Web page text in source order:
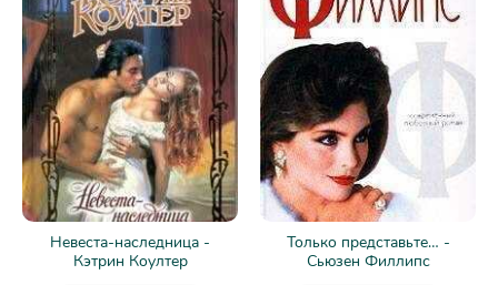
Невеста-наследница -
Кэтрин Коултер
Только представьте… -
Сьюзен Филлипс